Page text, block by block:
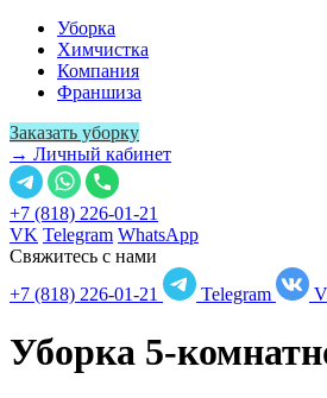
Уборка
Химчистка
Компания
Франшиза
Заказать уборку
→ Личный кабинет
+7 (818) 226-01-21
VK Telegram WhatsApp
Свяжитесь с нами
+7 (818) 226-01-21
Telegram
Уборка 5-